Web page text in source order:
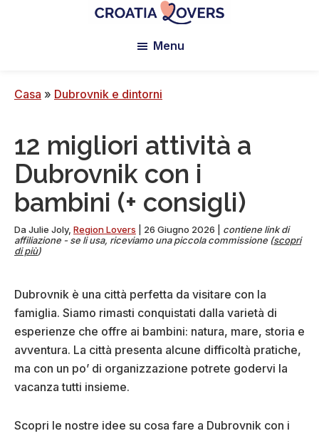
sens
-
Le
blog
de
et
Menu
Casa » Dubrovnik e dintorni
12 migliori attività a
Dubrovnik con i
bambini (+ consigli)
Da Julie Joly, Region Lovers 26 Giugno 2026
contiene link di
affiliazione - se li usa, riceviamo una piccola commissione (scopri
di più)
Dubrovnik è una città perfetta da visitare con la
famiglia. Siamo rimasti conquistati dalla varietà di
esperienze che offre ai bambini: natura, mare, storia e
avventura. La città presenta alcune difficoltà pratiche,
ma con un po’ di organizzazione potrete godervi la
vacanza tutti insieme.
Scopri le nostre idee su cosa fare a Dubrovnik con i